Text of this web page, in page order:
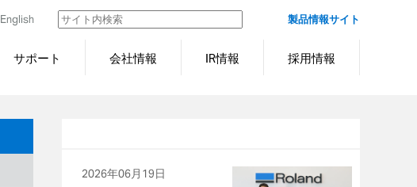
English 製品情報サイト
サポート 会社情報 IR情報 採用情報
2026年06月19日